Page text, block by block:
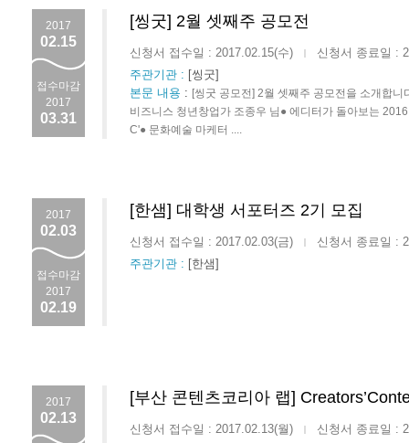
2017
02.15
접수마감
2017
03.31
[씽굿] 2월 셋째주 공모전
신청서 접수일 : 2017.02.15(수) |
신청서 종료일 :
주관기관 : [씽굿]
본문 내용 : [씽굿 공모전] 2월 셋째주 공모전을 소개합
비즈니스 청년창업가 조종우 님● 에디터가 돌아보는
C'● 문화예술 마케터 ....
2017
02.03
접수마감
2017
02.19
[한샘] 대학생 서포터즈 2기 모집
신청서 접수일 : 2017.02.03(금) |
신청서 종료일 :
주관기관 : [한샘]
2017
02.13
[부산 콘텐츠코리아 랩]
신청서 접수일 : 2017.02.13(월) |
신청서 종료일 :